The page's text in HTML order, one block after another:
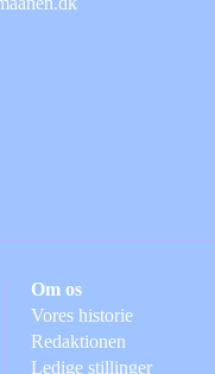
Om os
Vores historie
Redaktionen
Ledige stillinger